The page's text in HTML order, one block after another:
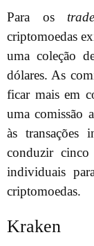
Para os
criptomoedas
uma coleção
dólares. As
ficar mais em
uma comissão
às transações
conduzir cinco
individuais
criptomoedas.
Kraken